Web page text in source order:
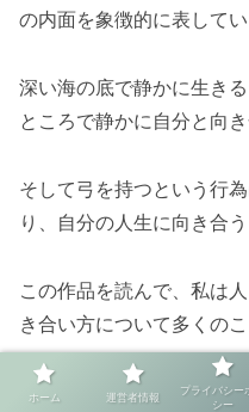
の内面を象徴的に表してい
深い海の底で静かに生き
ところで静かに自分と向き
そして弓を持つという行
り、自分の人生に向き合う
この作品を読んで、私は
き合い方について多くのこ
音楽の力、人を信じるこ
ホーム 運営者情報
プライバシー
シー